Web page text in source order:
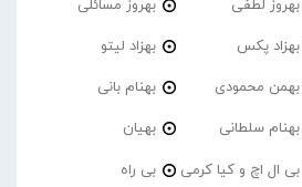
بهروز لطفی بهروز مسائلی
بهزاد پکس بهزاد لیتو
بهمن محمودی بهنام بانی
بهنام سلطانی بهیان
بی ال اچ و کیا کرمی بی راه